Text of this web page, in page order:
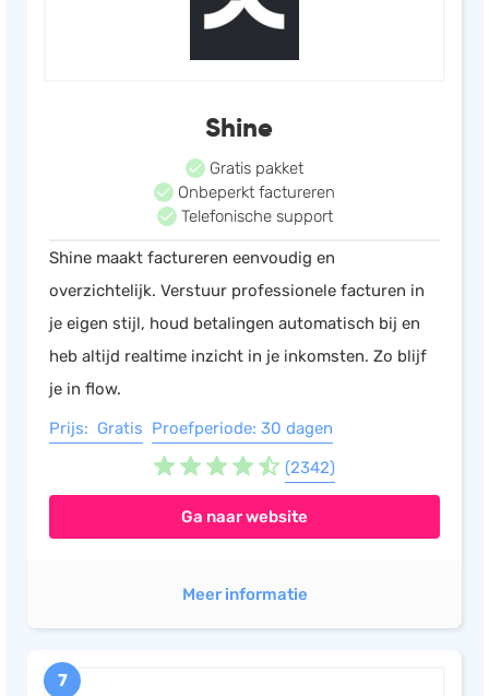
Shine
Gratis pakket
Onbeperkt factureren
Telefonische support
Shine maakt factureren eenvoudig en
overzichtelijk. Verstuur professionele facturen in
je eigen stijl, houd betalingen automatisch bij en
heb altijd realtime inzicht in je inkomsten. Zo blijf
je in flow.
Prijs: Gratis Proefperiode: 30 dagen
(2342)
Ga naar website
Meer informatie
7